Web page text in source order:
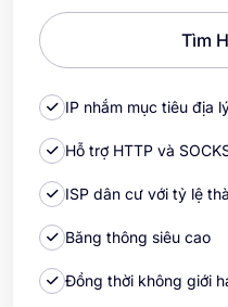
Tìm
IP nhắm mục tiêu địa
Hỗ trợ HTTP và
ISP dân cư với tỷ lệ
Băng thông siêu cao
Đồng thời không giới